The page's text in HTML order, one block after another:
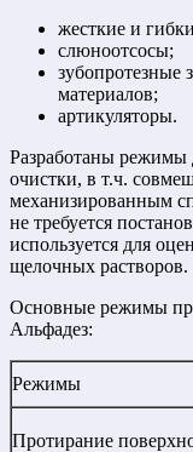
жесткие и
слюноотсосы;
зубопротезные
материалов;
артикуляторы.
Разработаны режимы
очистки, в т.ч.
механизированным
не требуется
используется для
щелочных растворов.
Основные режимы
Альфадез:
Режимы
Протирание